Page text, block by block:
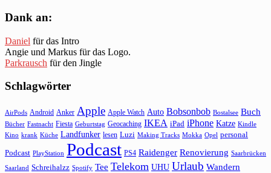
Dank an:
Daniel für das Intro
Angie und Markus für das Logo.
Parkrausch für den Jingle
Schlagwörter
AirPods Android Anker Apple Apple Watch Auto Bobsonbob Bostalsee Buch
Bücher Fastnacht Fiesta Geburtstag Geocaching IKEA iPad iPhone Katze Kindle
Kino krank Küche Landfunker lesen Luzi Making Tracks Mokka Opel personal
Podcast PlayStation Podcast PS4 Raidenger Renovierung Saarbrücken
Saarland Schreihalzz Spotify Tee Telekom UHU Urlaub Wandern